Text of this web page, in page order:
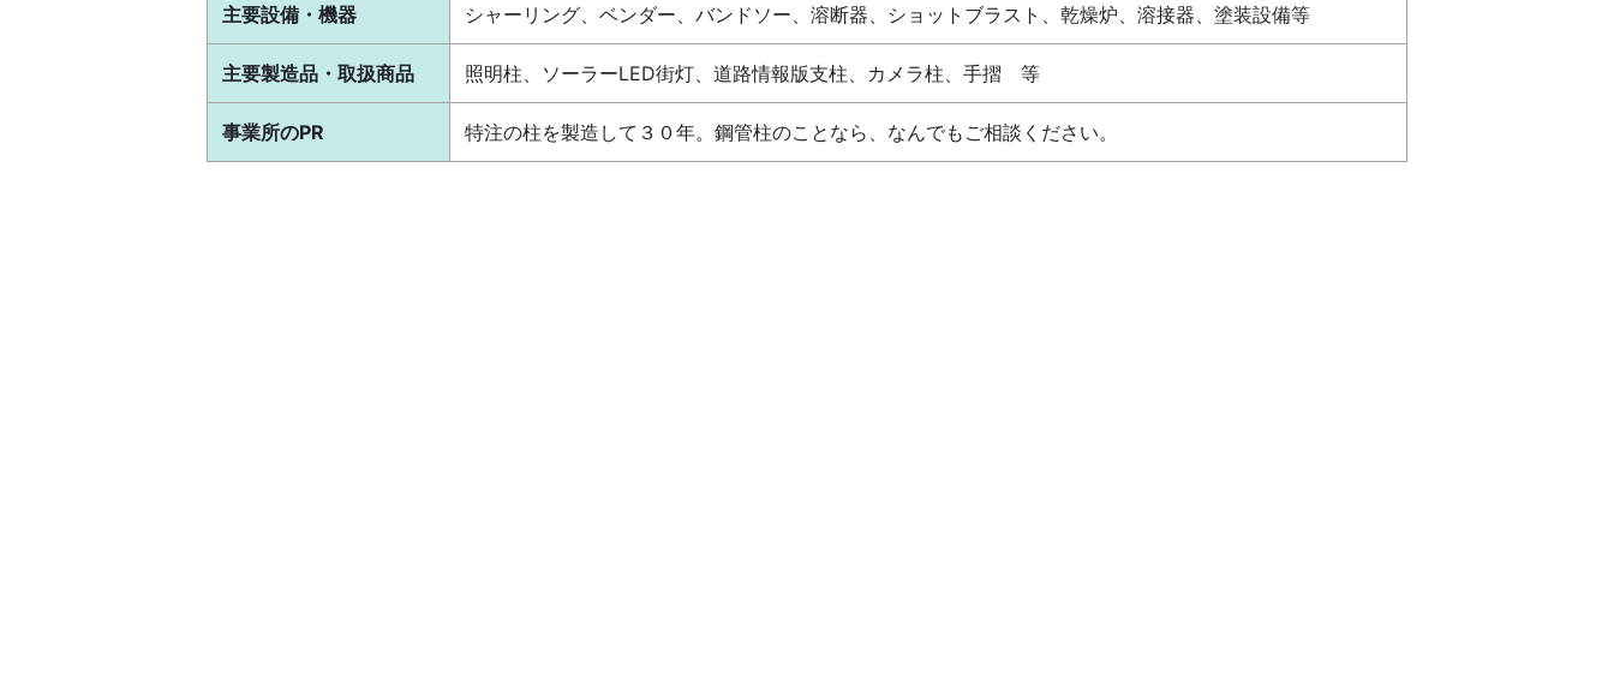
主要設備・機器 シャーリング、ベンダー、バンドソー、溶断器、ショットブラスト、乾燥炉、溶接器、塗装設備等
主要製造品・取扱商品 照明柱、ソーラーLED街灯、道路情報版支柱、カメラ柱、手摺 等
事業所のPR 特注の柱を製造して３０年。鋼管柱のことなら、なんでもご相談ください。